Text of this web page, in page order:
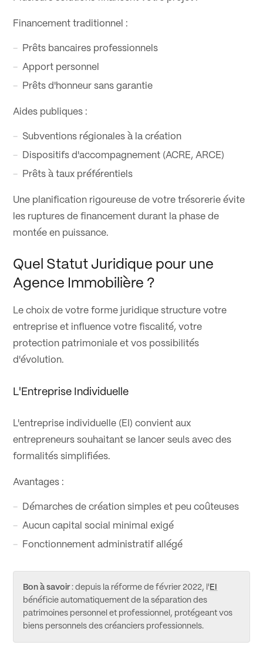
Financement traditionnel :
Prêts bancaires professionnels
Apport personnel
Prêts d'honneur sans garantie
Aides publiques :
Subventions régionales à la création
Dispositifs d'accompagnement (ACRE, ARCE)
Prêts à taux préférentiels
Une planification rigoureuse de votre trésorerie évite
les ruptures de financement durant la phase de
montée en puissance.
Quel Statut Juridique pour une
Agence Immobilière ?
Le choix de votre forme juridique structure votre
entreprise et influence votre fiscalité, votre
protection patrimoniale et vos possibilités
d'évolution.
L'Entreprise Individuelle
L'entreprise individuelle (EI) convient aux
entrepreneurs souhaitant se lancer seuls avec des
formalités simplifiées.
Avantages :
Démarches de création simples et peu coûteuses
Aucun capital social minimal exigé
Fonctionnement administratif allégé
Bon à savoir: depuis la réforme de février 2022, l' EI
bénéficie automatiquement de la séparation des
patrimoines personnel et professionnel, protégeant vos
biens personnels des créanciers professionnels.